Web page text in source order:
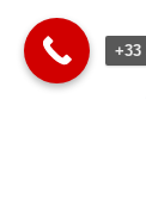
contenu
+33